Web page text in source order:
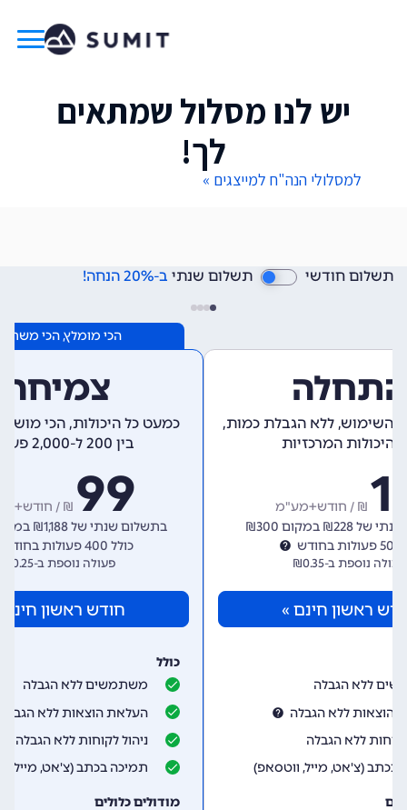
יש לנו מסלול שמתאים
לך!
למסלולי הנה"ח למייצגים »